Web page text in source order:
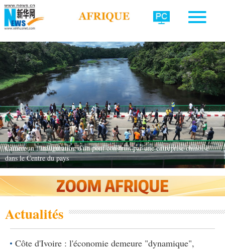
Cameroun : inauguration d'un pont construit par une entreprise chinoise
dans le Centre du pays
Actualités
Côte d'Ivoire : l'économie demeure "dynamique",